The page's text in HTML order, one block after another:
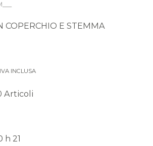
COPERCHIO E STEMMA
IVA INCLUSA
Articoli
h 21